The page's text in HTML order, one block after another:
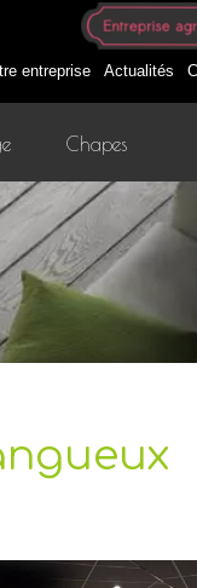
Chapes
entreprise Actualités